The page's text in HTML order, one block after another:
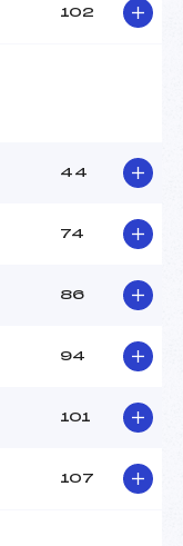
102
44
74
86
94
101
107